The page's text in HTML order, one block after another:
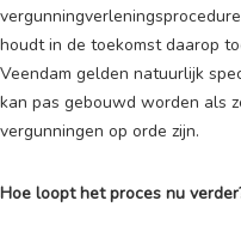
houdt in de toekomst daarop
Veendam gelden natuurlijk
kan pas gebouwd worden als
vergunningen op orde zijn.
Hoe loopt het proces nu